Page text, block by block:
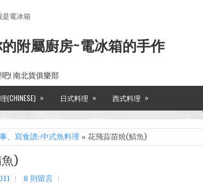
是電冰箱
附屬廚房~電冰箱的手作
! 南北貨俱樂部
(CHINESE) » 日式料理 » 西式料理 »
、寫食譜::中式魚料理 » 花飛蒜苗燒(鯖魚)
)
8 則留言